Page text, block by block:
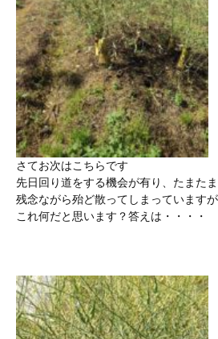
さてお次はこちらです
先日回り道をする機会が有り、たまたま
残念ながら殆ど散ってしまっていますが
これ何だと思います？答えは・・・・